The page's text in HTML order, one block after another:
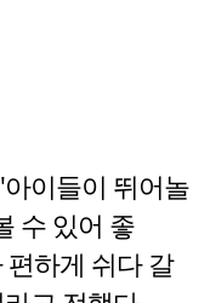
이들이 뛰어놀
수 있어 좋
하게 쉬다 갈